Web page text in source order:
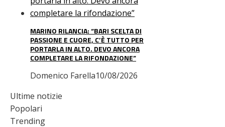
MARINO RILANCIA: “BARI SCELTA DI
PASSIONE E CUORE, C’È TUTTO PER
PORTARLA IN ALTO. DEVO ANCORA
COMPLETARE LA RIFONDAZIONE”
Domenico Farella10/08/2026
Ultime notizie
Popolari
Trending